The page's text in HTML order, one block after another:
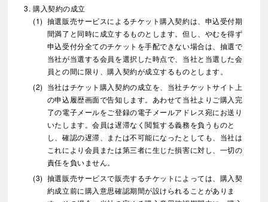
購入契約の成立
抽選販売サービスによるチケット購入契約は、申込受付期
間満了と同時に成立するものとします。但し、やむを得ず
申込受付分全てのチケットを手配できない場合は、抽選で
当社が当選する会員を選択した時点で、当社と当選した会
員との間に限り、購入契約が成立するものとします。
当社はチケット購入契約の成立を、当社チケットサイト上
の申込履歴画面で告知します。あわせて当社よりご購入完
了の電子メールをご登録の電子メールアドレス宛にお送り
いたします。会員は遅滞なく閲覧する義務を負うものと
し、確認の遅滞、または不可能になったとしても、当社は
これにより会員または第三者に生じた損害に対し、一切の
責任を負いません。
抽選販売サービスで販売するチケットによっては、購入契
約成立前に購入意思確認期間が設けられることがありま